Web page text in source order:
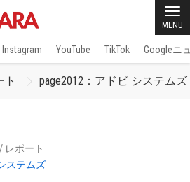
MENU
Instagram YouTube TikTok Googleニ
ト page2012：アドビ システム
/ レポート
ステムズ